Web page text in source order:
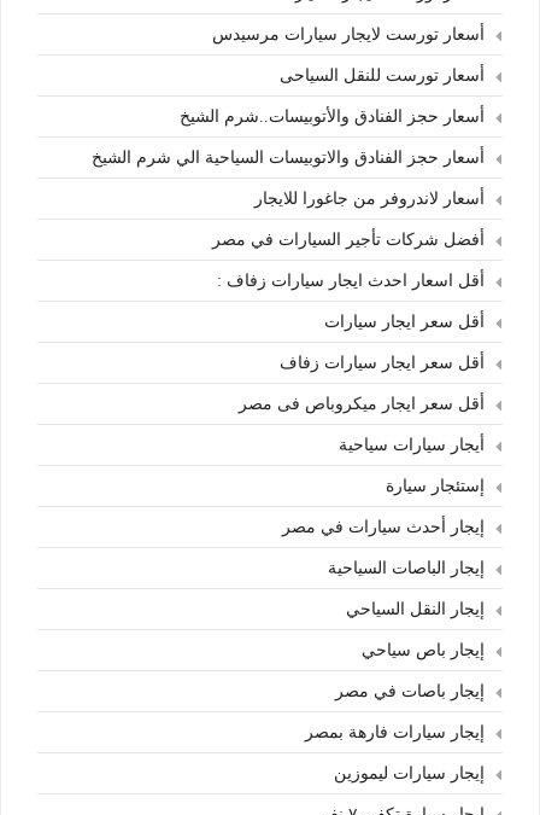
أسعار تورست لايجار سيارات مرسيدس
أسعار تورست للنقل السياحى
أسعار حجز الفنادق والأتوبيسات..شرم الشيخ
أسعار حجز الفنادق والاتوبيسات السياحية الي شرم الشيخ
أسعار لاندروفر من جاغورا للايجار
أفضل شركات تأجير السيارات في مصر
أقل اسعار احدث ايجار سيارات زفاف :
أقل سعر ايجار سيارات
أقل سعر ايجار سيارات زفاف
أقل سعر ايجار ميكروباص فى مصر
أيجار سيارات سياحية
إستئجار سيارة
إيجار أحدث سيارات في مصر
إيجار الباصات السياحية
إيجار النقل السياحي
إيجار باص سياحي
إيجار باصات في مصر
إيجار سيارات فارهة بمصر
إيجار سيارات ليموزين